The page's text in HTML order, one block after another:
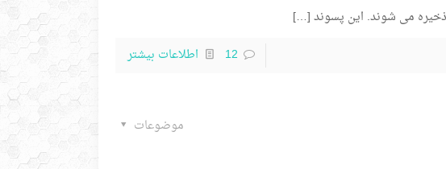
[…]
12 اطلاعات بیشتر
موضوعات